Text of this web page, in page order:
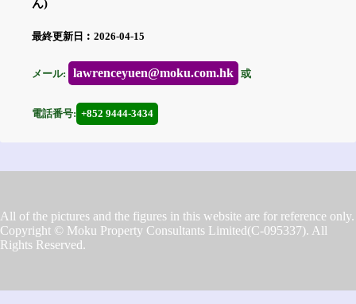
ん)
最終更新日︰2026-04-15
メール: lawrenceyuen@moku.com.hk 或
電話番号: +852 9444-3434
All of the pictures and the figures in this website are for reference only.
Copyright © Moku Property Consultants Limited(C-095337). All
Rights Reserved.